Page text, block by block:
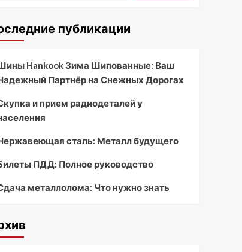
публикации
Hankook Зима Шипованные: Ваш
Партнёр на Снежных Дорогах
и прием радиодеталей у
сталь: Металл будущего
ПДД: Полное руководство
металлолома: Что нужно знать